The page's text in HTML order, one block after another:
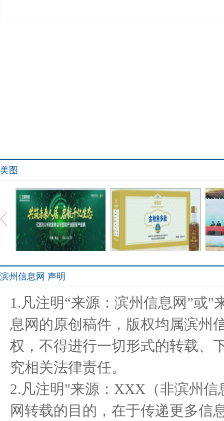
美图
态 亿
保抵力
浪你马淮超开赛在即，淮安
区队蓄
滨州信息网 声明
1.凡注明“来源：滨州信息网”或
息网的原创稿件，版权均属滨州
权，不得进行一切形式的转载、
究相关法律责任。
2.凡注明"来源：XXX（非滨州
网转载的目的，在于传递更多信